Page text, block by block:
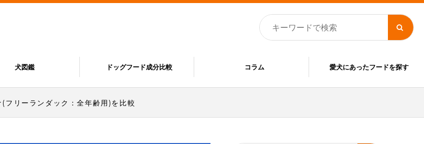
犬図鑑 ドッグフード成分比較 コラム 愛犬にあったフードを探す
(フリーランダック：全年齢用)を比較